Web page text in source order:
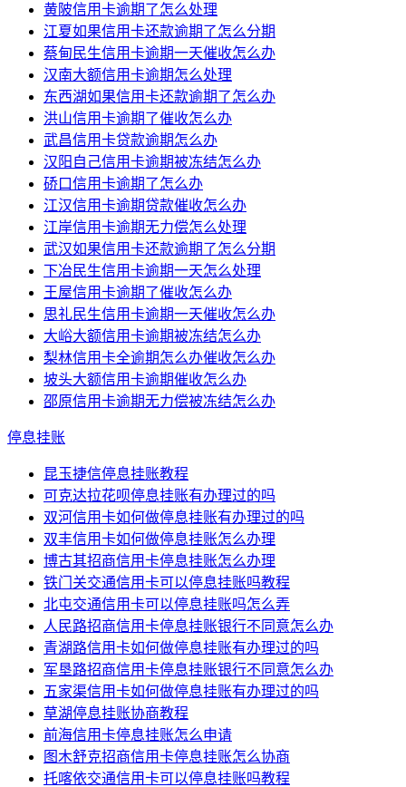
黄陂信用卡逾期了怎么处理
江夏如果信用卡还款逾期了怎么分期
蔡甸民生信用卡逾期一天催收怎么办
汉南大额信用卡逾期怎么处理
东西湖如果信用卡还款逾期了怎么办
洪山信用卡逾期了催收怎么办
武昌信用卡贷款逾期怎么办
汉阳自己信用卡逾期被冻结怎么办
硚口信用卡逾期了怎么办
江汉信用卡逾期贷款催收怎么办
江岸信用卡逾期无力偿怎么处理
武汉如果信用卡还款逾期了怎么分期
下冶民生信用卡逾期一天怎么处理
王屋信用卡逾期了催收怎么办
思礼民生信用卡逾期一天催收怎么办
大峪大额信用卡逾期被冻结怎么办
梨林信用卡全逾期怎么办催收怎么办
坡头大额信用卡逾期催收怎么办
邵原信用卡逾期无力偿被冻结怎么办
停息挂账
昆玉捷信停息挂账教程
可克达拉花呗停息挂账有办理过的吗
双河信用卡如何做停息挂账有办理过的吗
双丰信用卡如何做停息挂账怎么办理
博古其招商信用卡停息挂账怎么办理
铁门关交通信用卡可以停息挂账吗教程
北屯交通信用卡可以停息挂账吗怎么弄
人民路招商信用卡停息挂账银行不同意怎么办
青湖路信用卡如何做停息挂账有办理过的吗
军垦路招商信用卡停息挂账银行不同意怎么办
五家渠信用卡如何做停息挂账有办理过的吗
草湖停息挂账协商教程
前海信用卡停息挂账怎么申请
图木舒克招商信用卡停息挂账怎么协商
托喀依交通信用卡可以停息挂账吗教程